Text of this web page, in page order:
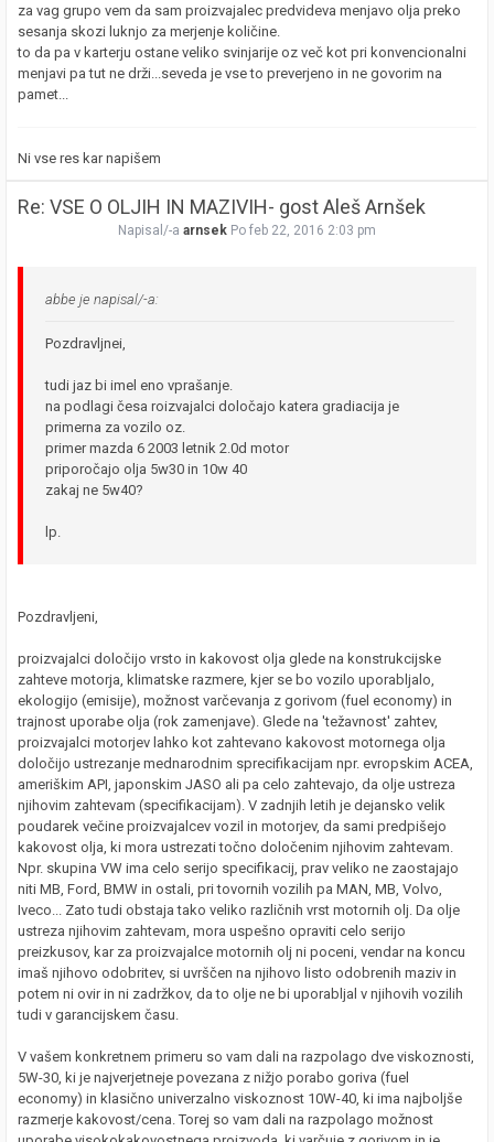
za vag grupo vem da sam proizvajalec predvideva menjavo olja preko
sesanja skozi luknjo za merjenje količine.
to da pa v karterju ostane veliko svinjarije oz več kot pri konvencionalni
menjavi pa tut ne drži...seveda je vse to preverjeno in ne govorim na
pamet...
Ni vse res kar napišem
Re: VSE O OLJIH IN MAZIVIH- gost Aleš Arnšek
Napisal/-a arnsek Po feb 22, 2016 2:03 pm
abbe je napisal/-a:
Pozdravljnei,
tudi jaz bi imel eno vprašanje.
na podlagi česa roizvajalci določajo katera gradiacija je
primerna za vozilo oz.
primer mazda 6 2003 letnik 2.0d motor
priporočajo olja 5w30 in 10w 40
zakaj ne 5w40?
lp.
Pozdravljeni,
proizvajalci določijo vrsto in kakovost olja glede na konstrukcijske
zahteve motorja, klimatske razmere, kjer se bo vozilo uporabljalo,
ekologijo (emisije), možnost varčevanja z gorivom (fuel economy) in
trajnost uporabe olja (rok zamenjave). Glede na 'težavnost' zahtev,
proizvajalci motorjev lahko kot zahtevano kakovost motornega olja
določijo ustrezanje mednarodnim sprecifikacijam npr. evropskim ACEA,
ameriškim API, japonskim JASO ali pa celo zahtevajo, da olje ustreza
njihovim zahtevam (specifikacijam). V zadnjih letih je dejansko velik
poudarek večine proizvajalcev vozil in motorjev, da sami predpišejo
kakovost olja, ki mora ustrezati točno določenim njihovim zahtevam.
Npr. skupina VW ima celo serijo specifikacij, prav veliko ne zaostajajo
niti MB, Ford, BMW in ostali, pri tovornih vozilih pa MAN, MB, Volvo,
Iveco... Zato tudi obstaja tako veliko različnih vrst motornih olj. Da olje
ustreza njihovim zahtevam, mora uspešno opraviti celo serijo
preizkusov, kar za proizvajalce motornih olj ni poceni, vendar na koncu
imaš njihovo odobritev, si uvrščen na njihovo listo odobrenih maziv in
potem ni ovir in ni zadržkov, da to olje ne bi uporabljal v njihovih vozilih
tudi v garancijskem času.
V vašem konkretnem primeru so vam dali na razpolago dve viskoznosti,
5W-30, ki je najverjetneje povezana z nižjo porabo goriva (fuel
economy) in klasično univerzalno viskoznost 10W-40, ki ima najboljše
razmerje kakovost/cena. Torej so vam dali na razpolago možnost